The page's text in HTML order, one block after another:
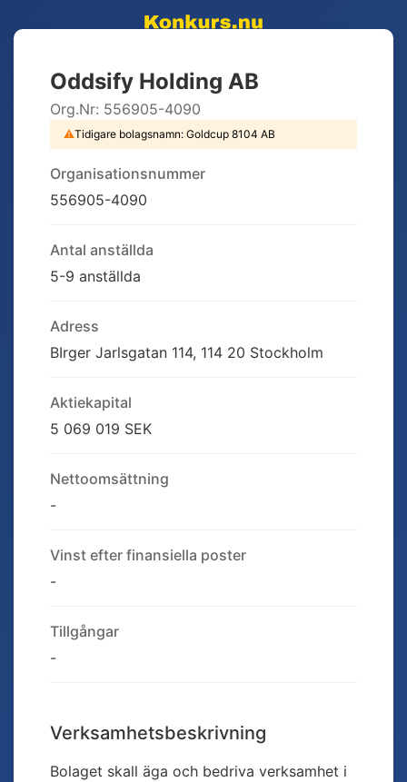
Oddsify Holding AB
Org.Nr: 556905-4090
⚠Tidigare bolagsnamn: Goldcup 8104 AB
Organisationsnummer
556905-4090
Antal anställda
5-9 anställda
Adress
BIrger Jarlsgatan 114, 114 20 Stockholm
Aktiekapital
5 069 019 SEK
Nettoomsättning
-
Vinst efter finansiella poster
-
Tillgångar
-
Verksamhetsbeskrivning
Bolaget skall äga och bedriva verksamhet i